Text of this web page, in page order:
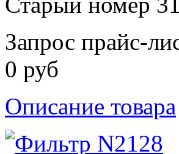
Запрос прайс-
0 руб
Описание товара